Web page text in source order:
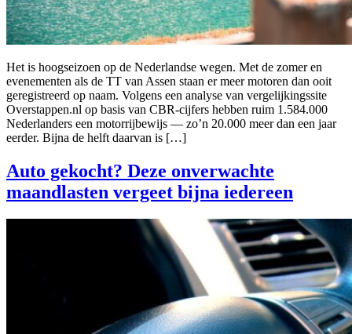
Het is hoogseizoen op de Nederlandse wegen. Met de zomer en
evenementen als de TT van Assen staan er meer motoren dan ooit
geregistreerd op naam. Volgens een analyse van vergelijkingssite
Overstappen.nl op basis van CBR-cijfers hebben ruim 1.584.000
Nederlanders een motorrijbewijs — zo’n 20.000 meer dan een jaar
eerder. Bijna de helft daarvan is […]
Auto gekocht? Deze onverwachte
maandlasten vergeet bijna iedereen